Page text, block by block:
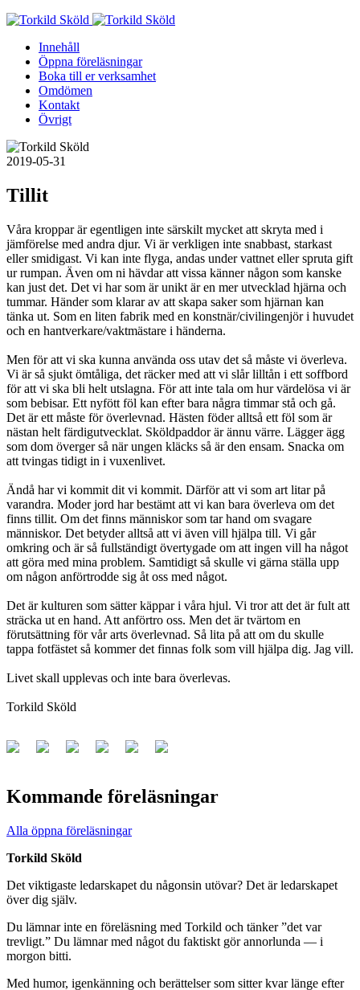
Skip
contentInnehåll
Öppna föreläsningar
Boka till er verksamhet
Omdömen
Kontakt
Övrigt
2019-05-31
Tillit
Våra kroppar är egentligen inte särskilt mycket att skryta med i
jämförelse med andra djur. Vi är verkligen inte snabbast, starkast
eller smidigast. Vi kan inte flyga, andas under vattnet eller spruta gift
ur rumpan. Även om ni hävdar att vissa känner någon som kanske
kan just det. Det vi har som är unikt är en mer utvecklad hjärna och
tummar. Händer som klarar av att skapa saker som hjärnan kan
tänka ut. Som en liten fabrik med en konstnär/civilingenjör i huvudet
och en hantverkare/vaktmästare i händerna.
Men för att vi ska kunna använda oss utav det så måste vi överleva.
Vi är så sjukt ömtåliga, det räcker med att vi slår lilltån i ett soffbord
för att vi ska bli helt utslagna. För att inte tala om hur värdelösa vi är
som bebisar. Ett nyfött föl kan efter bara några timmar stå och gå.
Det är ett måste för överlevnad. Hästen föder alltså ett föl som är
nästan helt färdigutvecklat. Sköldpaddor är ännu värre. Lägger ägg
som dom överger så när ungen kläcks så är den ensam. Snacka om
att tvingas tidigt in i vuxenlivet.
Ändå har vi kommit dit vi kommit. Därför att vi som art litar på
varandra. Moder jord har bestämt att vi kan bara överleva om det
finns tillit. Om det finns människor som tar hand om svagare
människor. Det betyder alltså att vi även vill hjälpa till. Vi går
omkring och är så fullständigt övertygade om att ingen vill ha något
att göra med mina problem. Samtidigt så skulle vi gärna ställa upp
om någon anförtrodde sig åt oss med något.
Det är kulturen som sätter käppar i våra hjul. Vi tror att det är fult att
sträcka ut en hand. Att anförtro oss. Men det är tvärtom en
förutsättning för vår arts överlevnad. Så lita på att om du skulle
tappa fotfästet så kommer det finnas folk som vill hjälpa dig. Jag vill.
Livet skall upplevas och inte bara överlevas.
Torkild Sköld
Kommande föreläsningar
Alla öppna föreläsningar
Torkild Sköld
Det viktigaste ledarskapet du någonsin utövar? Det är ledarskapet
över dig själv.
Du lämnar inte en föreläsning med Torkild och tänker ”det var
trevligt.” Du lämnar med något du faktiskt gör annorlunda — i
morgon bitti.
Med humor, igenkänning och berättelser som sitter kvar länge efter